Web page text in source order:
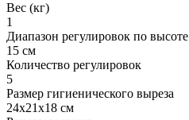
Вес (кг)
1
Диапазон регулировок по высоте
15 см
Количество регулировок
5
Размер гигиенического выреза
24х21х18 см